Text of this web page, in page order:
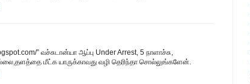
” வச்சுடான்யா ஆப்பு Under Arrest, 5 நாளாச்சு,
மீட்க யாருக்காவது வழி தெரிந்தா சொல்லுங்களேன்.